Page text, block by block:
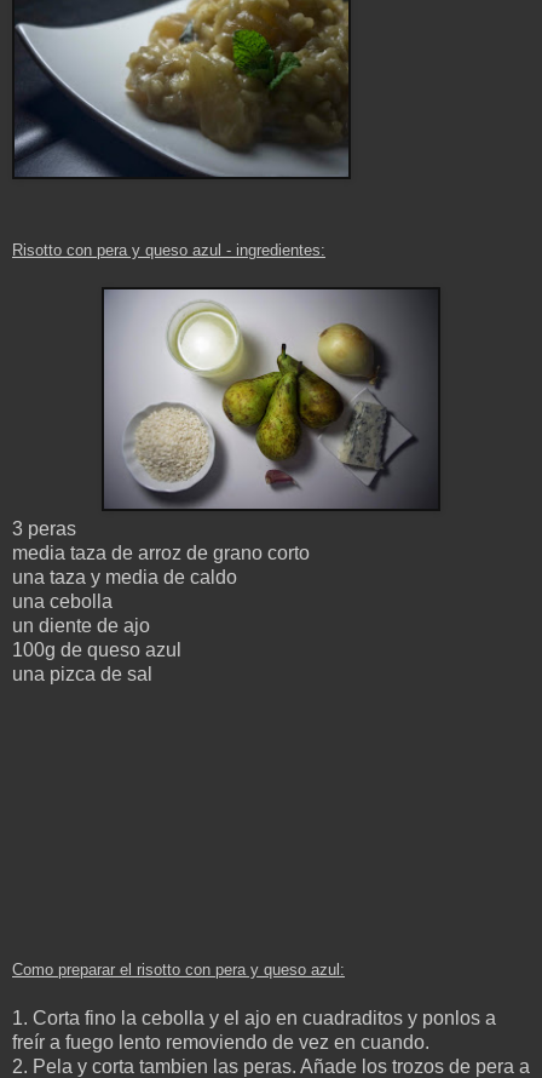
Risotto con pera y queso azul - ingredientes:
3 peras
media taza de arroz de grano corto
una taza y media de caldo
una cebolla
un diente de ajo
100g de queso azul
una pizca de sal
Como preparar el risotto con pera y queso azul:
1. Corta fino la cebolla y el ajo en cuadraditos y ponlos a
freír a fuego lento removiendo de vez en cuando.
2. Pela y corta tambien las peras. Añade los trozos de pera a